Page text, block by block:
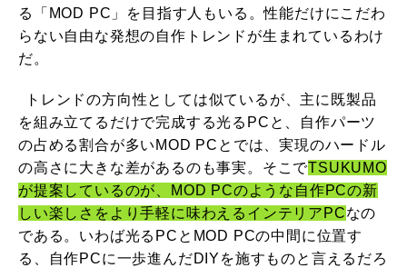
る「MOD PC」を目指す人もいる。性能だけにこだわ
らない自由な発想の自作トレンドが生まれているわけ
だ。
トレンドの方向性としては似ているが、主に既製品
を組み立てるだけで完成する光るPCと、自作パーツ
の占める割合が多いMOD PCとでは、実現のハードル
の高さに大きな差があるのも事実。そこでTSUKUMO
が提案しているのが、MOD PCのような自作PCの新
しい楽しさをより手軽に味わえるインテリアPCなの
である。いわば光るPCとMOD PCの中間に位置す
る、自作PCに一歩進んだDIYを施すものと言えるだろ